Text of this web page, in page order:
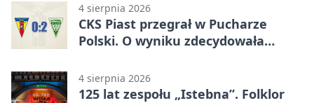
4 sierpnia 2026
CKS Piast przegrał w Pucharze
Polski. O wyniku zdecydowała
4 sierpnia 2026
125 lat zespołu „Istebna”. Folklor